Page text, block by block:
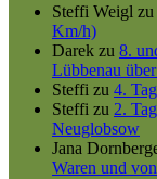
Steffi Weigl zu
Km/h)
Darek zu 8.
Lübbenau
Steffi zu 4.
Steffi zu 2.
Neuglobsow
Jana
Waren und